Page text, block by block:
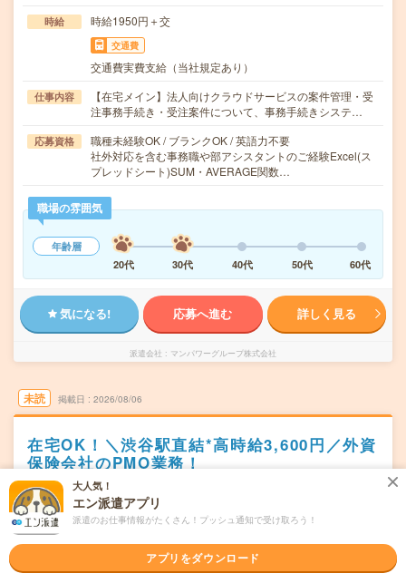
時給 時給1950円＋交
交通費
交通費実費支給（当社規定あり）
仕事内容
【在宅メイン】法人向けクラウドサービスの案件管理・受
注事務手続き・受注案件について、事務手続きシステ…
応募資格
職種未経験OK / ブランクOK / 英語力不要
社外対応を含む事務職や部アシスタントのご経験Excel(ス
プレッドシート)SUM・AVERAGE関数…
職場の雰囲気
年齢層
20代
30代 40代 50代 60代
気になる! 応募へ進む 詳しく見る
派遣会社 マンパワーグループ株式会社
未読 掲載日 2026/08/06
在宅OK！＼渋谷駅直結*高時給3,600円／外資
保険会社のPMO業務！
交通費別途支給あり
WEB登録OK 派遣
勤務地
東京都渋谷区
渋谷駅から徒歩3分
大人気！
エン派遣アプリ
派遣のお仕事情報がたくさん！プッシュ通知で受け取ろう！
アプリをダウンロード